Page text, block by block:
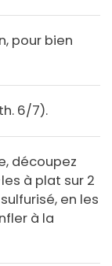
pour bien
6/7).
découpez
à plat sur 2
en les
à la